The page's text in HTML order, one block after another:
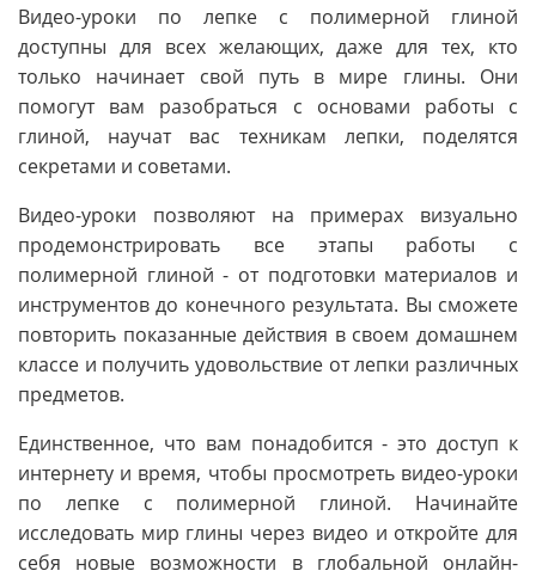
Видео-уроки по лепке с полимерной глиной
доступны для всех желающих, даже для тех, кто
только начинает свой путь в мире глины. Они
помогут вам разобраться с основами работы с
глиной, научат вас техникам лепки, поделятся
секретами и советами.
Видео-уроки позволяют на примерах визуально
продемонстрировать все этапы работы с
полимерной глиной - от подготовки материалов и
инструментов до конечного результата. Вы сможете
повторить показанные действия в своем домашнем
классе и получить удовольствие от лепки различных
предметов.
Единственное, что вам понадобится - это доступ к
интернету и время, чтобы просмотреть видео-уроки
по лепке с полимерной глиной. Начинайте
исследовать мир глины через видео и откройте для
себя новые возможности в глобальной онлайн-